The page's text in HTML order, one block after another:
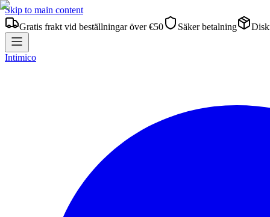
Skip to main content
Gratis frakt vid beställningar över €50
Säker betalning
Intimico